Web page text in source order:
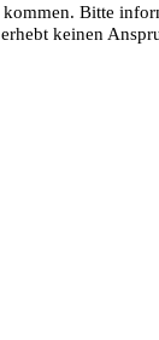
Bitte
keinen